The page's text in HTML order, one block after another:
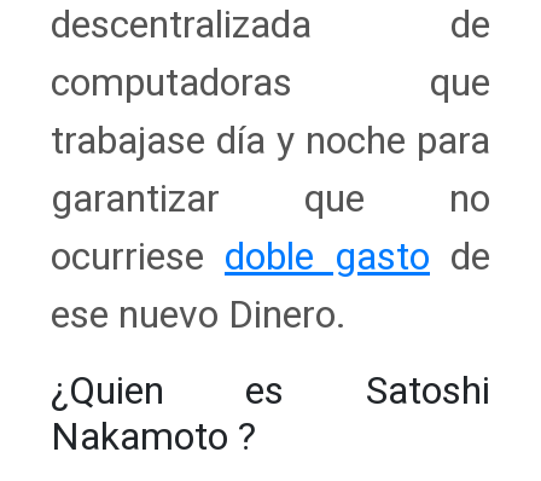
descentralizada de
computadoras que
trabajase día y noche para
garantizar que no
ocurriese doble gasto de
ese nuevo Dinero.
¿Quien es Satoshi
Nakamoto ?